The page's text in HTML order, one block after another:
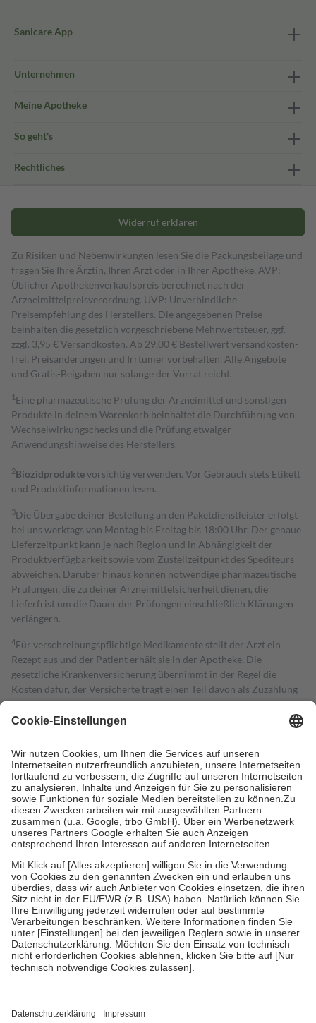
Sanicare App
Unternehmen
Meine Apotheke
So geht's
Rechtliches
Widerruf erklären
Zu Risiken und Nebenwirkungen lesen Sie die Packungsbeilage und
fragen Sie Ihre Ärztin, Ihren Arzt oder in Ihrer Apotheke. AVP:
Üblicher Apothekenverkaufspreis berechnet nach der
Arzneimittelpreisverordnung. UVP: Unverbindliche
Preisempfehlung des Herstellers. Die angegebenen Preise
beinhalten die gesetzlich vorgeschriebene Mehrwertsteuer, ggf.
zzgl. 3,95 € Versandkosten. Ab 29,00 € Bestell­wert versand­kosten­
frei. Preisänderungen und Irrtümer vorbehalten. Alle Angebote
und Gratis-Beigaben nur solange der Vorrat reicht.
1 Eine pharmazeutische Prüfung der Arzneimittel und sonstigen
Produkte in deinem Warenkorb beinhaltet die Durchführung von
Wechselwirkungschecks und die Prüfung etwaiger
Anwendungshinweise des Herstellers.
2Biozidproduktevorsichtig verwenden. Vor Gebrauch stets Etikett
und Produktinformationen lesen.
3Die Übergabe deiner Bestellung an den Paketdienstleister erfolgt
bei uns werktags von Montag bis Freitag bis 18:00 Uhr. Der genaue
Lieferzeitpunkt kann je nach Region und in Abhängigkeit der
Produktverfügbarkeit sowie vom Zustellzeitpunkt des Spediteurs
abweichen. Darüber hinaus können notwendige pharmazeutische
Prüfungen, die zu deiner Arzneimittelsicherheit dienen, die
Lieferfrist um die Dauer der Prüfungen einschließlich Klärungen
verlängern.
4Für verschreibungspflichtige Medikamente stellt der Arzt ein
Rezept aus und der Patient erhält sie in der Apotheke. Die
gesetzliche Krankenversicherung übernimmt in der Regel die
Kosten dafür, der Versicherte trägt einen Teil davon als Zuzahlung
mit.
Grundsätzlich leisten Mitglieder Zuzahlungen in Höhe von zehn
höchstens zehn Euro.
Es sind jedoch nie mehr als die tatsächlichen
Kosten der Leistung zu entrichten.
Diese Regeln gelten grundsätzlich auch für Online-Apotheken.
Bei Heilmitteln und häuslicher Krankenpflege beträgt die
Zuzahlung zehn Prozent der Kosten sowie zehn Euro je
Verordnung.
Um das Engagement der Versicherten für ihre eigene Gesundheit zu
stärken und die besondere Stellung der Familie zu unterstützen,
fallenkeine Zuzahlungenan bei:
• Kindern und Jugendlichen bis zum vollendeten 18. Lebensjahr
mit Ausnahme der Fahrkosten
• Untersuchungen zur Vorsorge und Früherkennung, die von der
GKV getragen werden
• empfohlenen Schutzimpfungen
• Harn- und Blutteststreifen
getroffen, um sicherzustellen, dass es sich um echte Bewertungen